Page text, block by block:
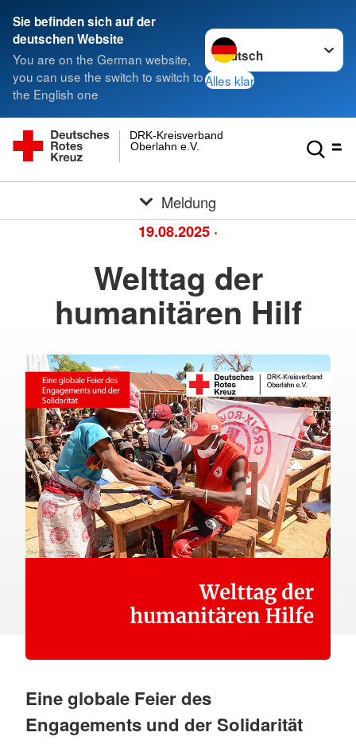
Sie befinden sich auf der
deutschen Website
You are on the German website,
you can use the switch to switch to
the English one
Sprache wechseln zu
Alles klar
Oberlahn e.V.
DRK-Kreisverband
Meldung
19.08.2025 ·
Welttag der
humanitären Hilf
Eine globale Feier des
Engagements und der Solidarität